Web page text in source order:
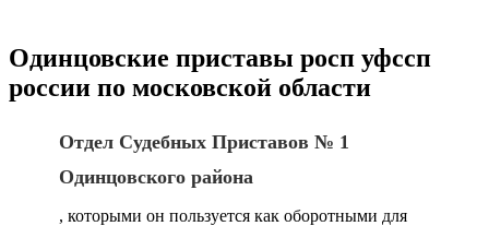
Одинцовские приставы росп уфссп
россии по московской области
Отдел Судебных Приставов № 1
Одинцовского района
, которыми он пользуется как оборотными для